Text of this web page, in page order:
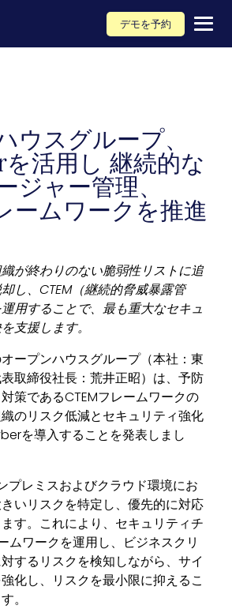
デモを予約
ウスグループ、
活用し 継続的な
ジャー管理、
ームワークを推進
が終わりのない脆弱性リストに追
し、 CTEM（継続的脅威暴露管
用することで、最も重大なセキュ
支援します。
ープンハウスグループ（本社： 東
取締役社長：荒井正昭）は、 予防
策であるCTEMフレームワークの
のリスク低減とセキュリティ強化
を導入することを発表しまし
プレミスおよびクラウド環境にお
いリスクを特定し、優先的に対応
す。これにより、セキュリティチ
ムワークを運用し、ビジネスクリ
するリスクを検知しながら、サイ
化し、リスクを最小限に抑えるこ
。